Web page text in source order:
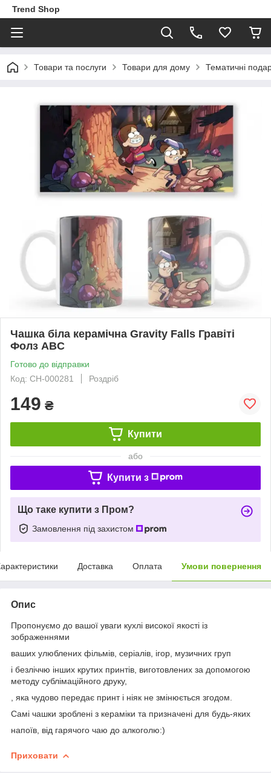
Trend Shop
Товари та послуги Товари для дому Тематичні
Чашка біла керамічна Gravity Falls Гравіті
Фолз ABC
Готово до відправки
Код: СH-000281
Роздріб
149 ₴
Купити
або
Купити з
Що таке купити з Пром?
Замовлення під захистом
Доставка Оплата Умови повернення
Опис
Пропонуємо до вашої уваги кухлі високої якості із
зображеннями
ваших улюблених фільмів, серіалів, ігор, музичних груп
і безліччю інших крутих принтів, виготовлених за допомогою
методу сублімаційного друку,
, яка чудово передає принт і ніяк не змінюється згодом.
Самі чашки зроблені з кераміки та призначені для будь-яких
напоїв, від гарячого чаю до алкоголю:)
Приховати